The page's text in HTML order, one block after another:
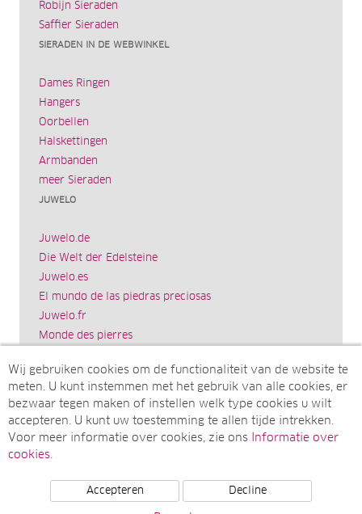
Robijn Sieraden
Saffier Sieraden
SIERADEN IN DE WEBWINKEL
Dames Ringen
Hangers
Oorbellen
Halskettingen
Armbanden
meer Sieraden
JUWELO
Juwelo.de
Die Welt der Edelsteine
Juwelo.es
El mundo de las piedras preciosas
Juwelo.fr
Monde des pierres
Il mondo delle gemme
World of Gemstones
Ädelstenarnas Värld
Juwelo.com
© Juwelo Deutschland GmbH (Een onderneming van de
Wij gebruiken cookies om de functionaliteit van de website te
meten. U kunt instemmen met het gebruik van alle cookies, er
bezwaar tegen maken of instellen welk type cookies u wilt
accepteren. U kunt uw toestemming te allen tijde intrekken.
Voor meer informatie over cookies, zie ons
Informatie over
cookies.
Accepteren Decline